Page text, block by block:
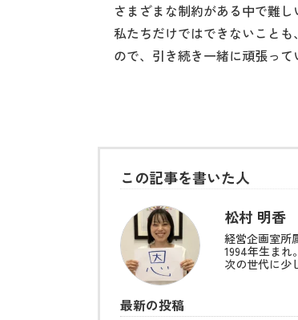
さまざまな制約がある中で難
私たちだけではできないこと
ので、引き続き一緒に頑張って
この記事を書いた人
松村 明香
経営企画室所
1994年生まれ
次の世代に少
最新の投稿